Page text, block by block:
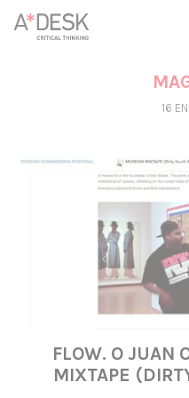
crees también en A*DESK
seguir adelante. Ahora
apoyarlo.
16
FLOW. O JUAN
MIXTAPE